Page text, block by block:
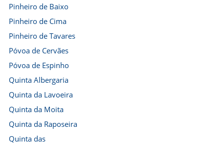
Pinheiro de Baixo
Pinheiro de Cima
Pinheiro de Tavares
Póvoa de Cervães
Póvoa de Espinho
Quinta Albergaria
Quinta da Lavoeira
Quinta da Moita
Quinta da Raposeira
Quinta das